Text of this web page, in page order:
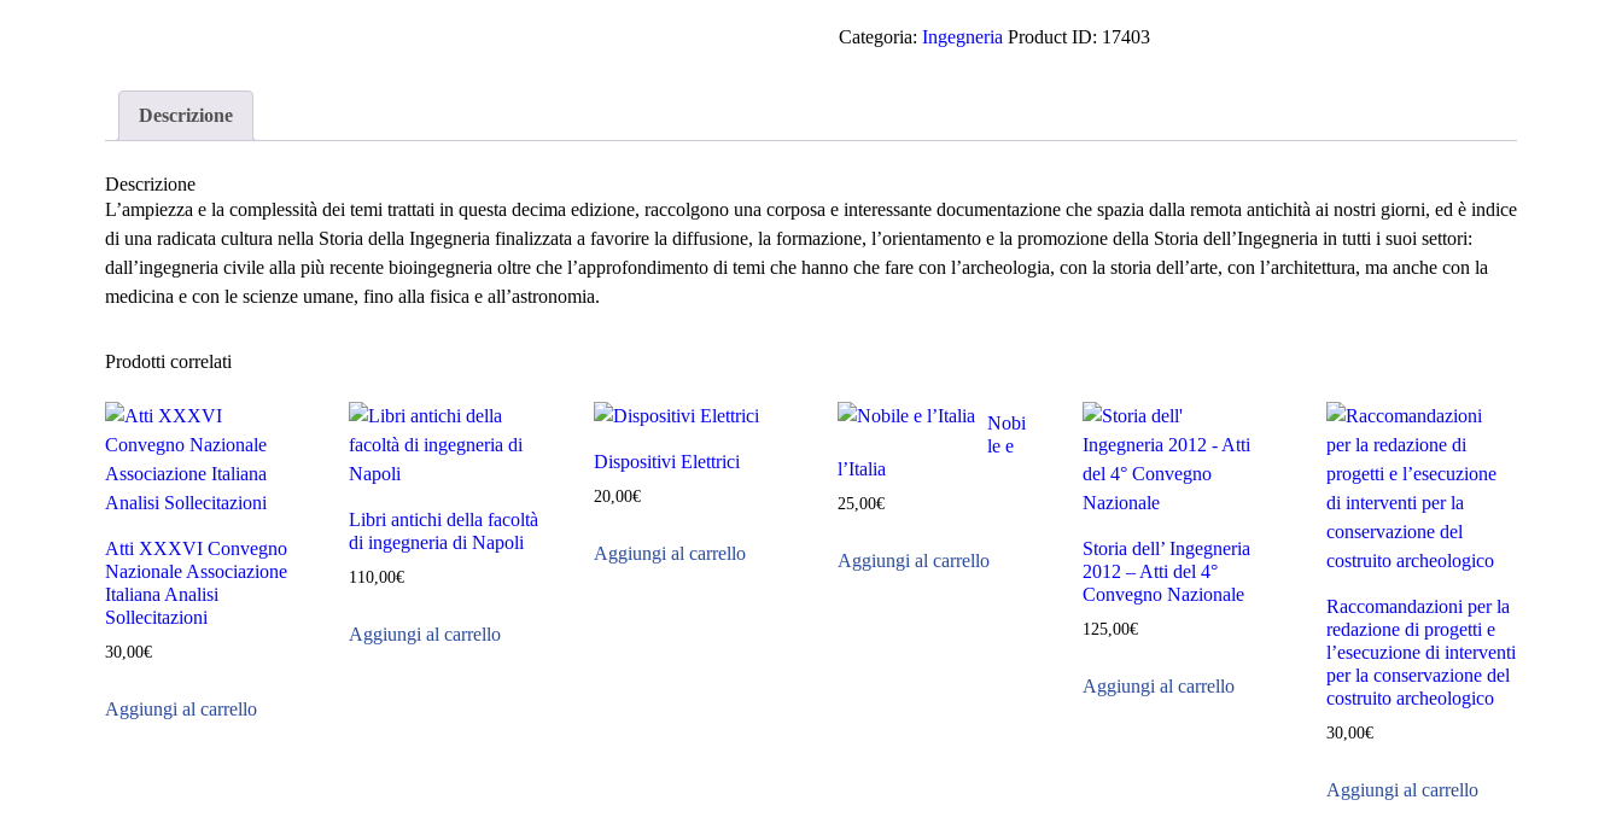
quantità
Categoria:Ingegneria Product ID: 17403
Descrizione
Descrizione
L’ampiezza e la complessità dei temi trattati in questa decima edizione, raccolgono una corposa e interessante documentazione che spazia dalla remota antichità ai nostri giorni, ed è indice
di una radicata cultura nella Storia della Ingegneria finalizzata a favorire la diffusione, la formazione, l’orientamento e la promozione della Storia dell’Ingegneria in tutti i suoi settori:
dall’ingegneria civile alla più recente bioingegneria oltre che l’approfondimento di temi che hanno che fare con l’archeologia, con la storia dell’arte, con l’architettura, ma anche con la
medicina e con le scienze umane, fino alla fisica e all’astronomia.
Prodotti correlati
Atti XXXVI Convegno
Nazionale Associazione
Italiana Analisi
Sollecitazioni
30,00€
Aggiungi al carrello
Libri antichi della facoltà
di ingegneria di Napoli
110,00€
Aggiungi al carrello
Dispositivi Elettrici
20,00€
Aggiungi al carrello
Nobi
le e
l’Italia
25,00€
Aggiungi al carrello
Storia dell’ Ingegneria
2012 – Atti del 4°
Convegno Nazionale
125,00€
Aggiungi al carrello
Raccomandazioni per la
redazione di progetti e
l’esecuzione di interventi
per la conservazione del
costruito archeologico
30,00€
Aggiungi al carrello